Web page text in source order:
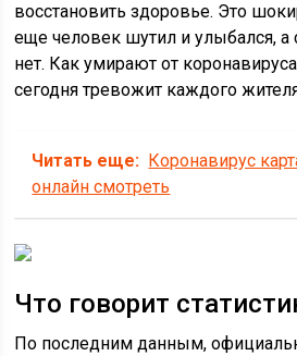
восстановить здоровье. Это
еще человек шутил и улыбался, а
нет. Как умирают от
сегодня тревожит каждого
Читать еще: Коронавирус
онлайн смотреть
Что говорит
По последним данным,